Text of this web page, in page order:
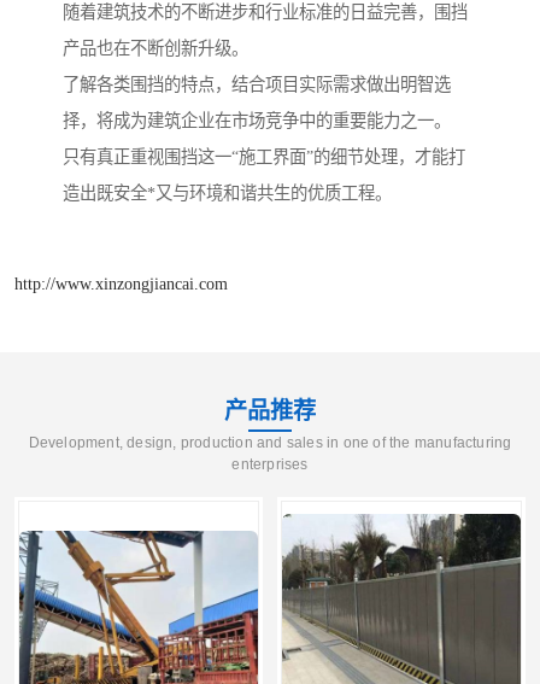
随着建筑技术的不断进步和行业标准的日益完善，围挡
产品也在不断创新升级。
了解各类围挡的特点，结合项目实际需求做出明智选
择，将成为建筑企业在市场竞争中的重要能力之一。
只有真正重视围挡这一“施工界面”的细节处理，才能打
造出既安全*又与环境和谐共生的优质工程。
http://www.xinzongjiancai.com
产品推荐
Development, design, production and sales in one of the manufacturing
enterprises